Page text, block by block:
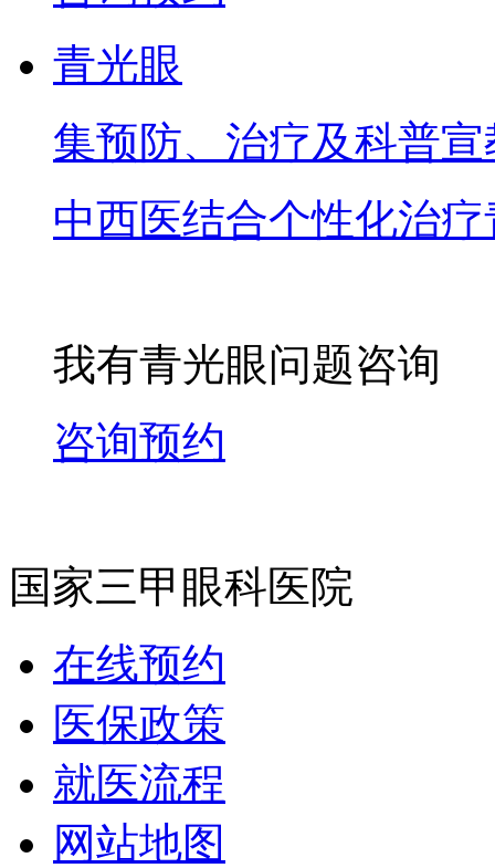
青光眼
集预防、治疗及科普
中西医结合个性化治
我有青光眼问题咨询
咨询预约
国家三甲眼科医院
在线预约
医保政策
就医流程
网站地图